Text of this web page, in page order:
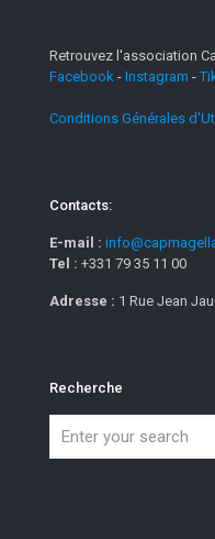
Retrouvez l'association
Facebook - Instagram -
Conditions Générales
Contacts:
E-mail :
Tel : +331 79 35 11 00
Adresse : 1 Rue Jean
Recherche